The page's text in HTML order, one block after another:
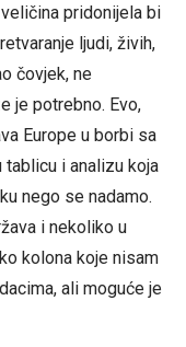
pridonijela bi
ljudi, živih,
čovjek, ne
je potrebno. Evo,
Europe u borbi sa
i analizu koja
nego se nadamo.
i nekoliko u
kolona koje nisam
ali moguće je